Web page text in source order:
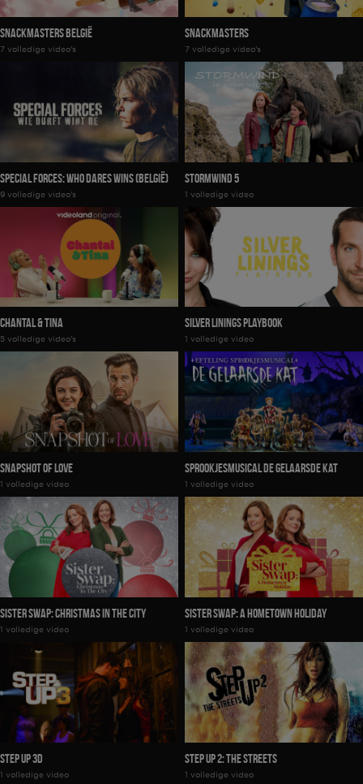
Snackmasters België
7 volledige video's
Snackmasters
7 volledige video's
Special Forces: Who Dares Wins (België)
9 volledige video's
Stormwind 5
1 volledige video
Chantal & Tina
5 volledige video's
Silver Linings Playbook
1 volledige video
Snapshot Of Love
1 volledige video
Sprookjesmusical De Gelaarsde Kat
1 volledige video
Sister Swap: Christmas In The City
1 volledige video
Sister Swap: A Hometown Holiday
1 volledige video
Step Up 3D
1 volledige video
Step Up 2: The Streets
1 volledige video